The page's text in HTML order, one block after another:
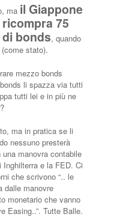
ma il Giappone
75
bonds, quando
stato).
mezzo bonds
li spazza via tutti
tutti lei e in più ne
ma in pratica se li
nessuno presterà
manovra contabile
e la FED. Ci
che scrivono “.. le
dalle manovre
monetario che vanno
Easing..”. Tutte Balle.